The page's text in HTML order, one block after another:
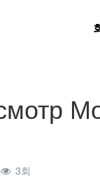
3회